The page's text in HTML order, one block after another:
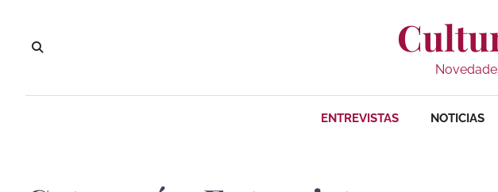
contenido
ENTREVISTAS NOTICIAS